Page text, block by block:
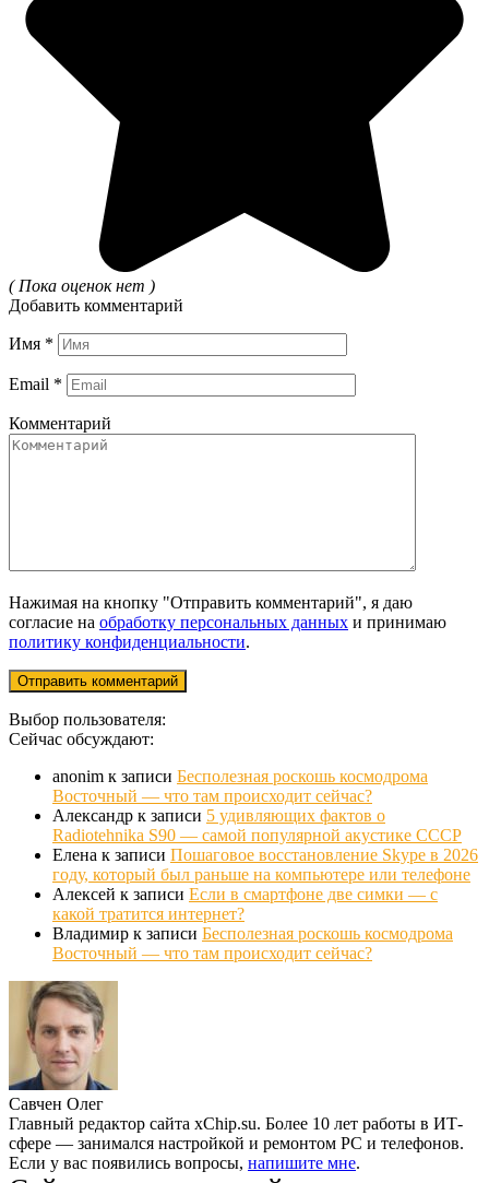
( Пока оценок нет )
Добавить комментарий
Имя *
Email *
Комментарий
Нажимая на кнопку "Отправить комментарий", я даю
согласие на обработку персональных данных и принимаю
политику конфиденциальности.
Выбор пользователя:
Сейчас обсуждают:
anonim к записи Бесполезная роскошь космодрома
Восточный — что там происходит сейчас?
Александр к записи 5 удивляющих фактов о
Radiotehnika S90 — самой популярной акустике СССР
Елена к записи Пошаговое восстановление Skype в 2026
году, который был раньше на компьютере или телефоне
Алексей к записи Если в смартфоне две симки — с
какой тратится интернет?
Владимир к записи Бесполезная роскошь космодрома
Восточный — что там происходит сейчас?
Савчен Олег
Главный редактор сайта xChip.su. Более 10 лет работы в ИТ-
сфере — занимался настройкой и ремонтом PC и телефонов.
Если у вас появились вопросы, напишите мне.